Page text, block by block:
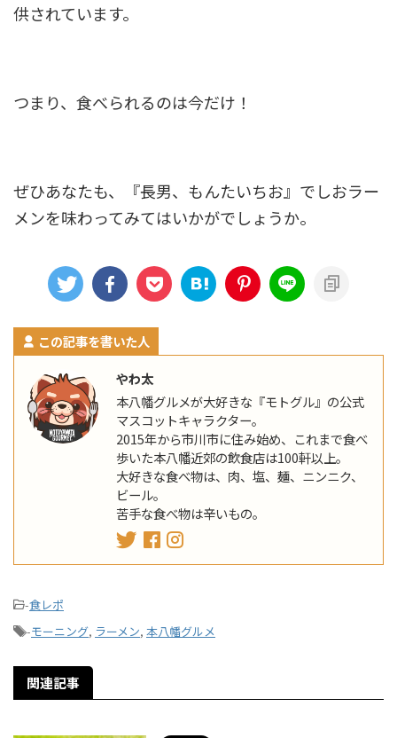
供されています。
つまり、 食べられるのは今だけ ！
ぜひあなたも、『長男、もんたいちお』でしおラー
メンを味わってみてはいかがでしょうか。
この記事を書いた人
やわ太
本八幡グルメが大好きな『モトグル』の公式
マスコットキャラクター。
2015年から市川市に住み始め、これまで食べ
歩いた本八幡近郊の飲食店は100軒以上。
大好きな食べ物は、肉、塩、麺、ニンニク、
ビール。
苦手な食べ物は辛いもの。
-食レポ
-モーニング, ラーメン, 本八幡グルメ
関連記事